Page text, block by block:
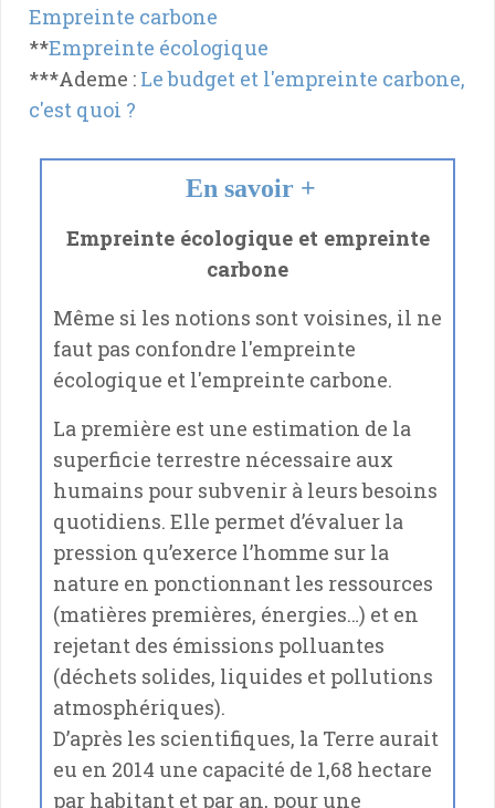
Empreinte carbone
**Empreinte écologique
***Ademe : Le budget et l'empreinte carbone,
c'est quoi ?
En savoir +
Empreinte écologique et empreinte
carbone
Même si les notions sont voisines, il ne
faut pas confondre l'empreinte
écologique et l'empreinte carbone.
La première est une estimation de la
superficie terrestre nécessaire aux
humains pour subvenir à leurs besoins
quotidiens. Elle permet d’évaluer la
pression qu’exerce l’homme sur la
nature en ponctionnant les ressources
(matières premières, énergies…) et en
rejetant des émissions polluantes
(déchets solides, liquides et pollutions
atmosphériques).
D’après les scientifiques, la Terre aurait
eu en 2014 une capacité de 1,68 hectare
par habitant et par an, pour une